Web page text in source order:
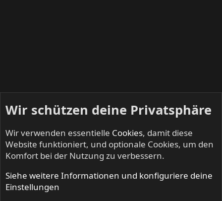
SOMETHIN' ELSE - Multimediales
Wir schützen deine Privatsphäre
Wir verwenden essentielle Cookies, damit diese
Website funktioniert, und optionale Cookies, um den
Komfort bei der Nutzung zu verbessern.
Siehe weitere Informationen und konfiguriere deine
Einstellungen